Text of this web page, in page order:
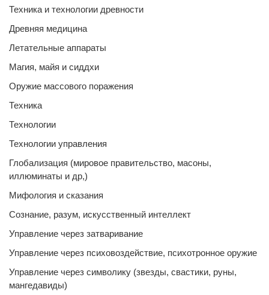
Техника и технологии древности
Древняя медицина
Летательные аппараты
Магия, майя и сиддхи
Оружие массового поражения
Техника
Технологии
Технологии управления
Глобализация (мировое правительство, масоны,
иллюминаты и др,)
Мифология и сказания
Сознание, разум, искусственный интеллект
Управление через затваривание
Управление через психовоздействие, психотронное оружие
Управление через символику (звезды, свастики, руны,
мангедавиды)